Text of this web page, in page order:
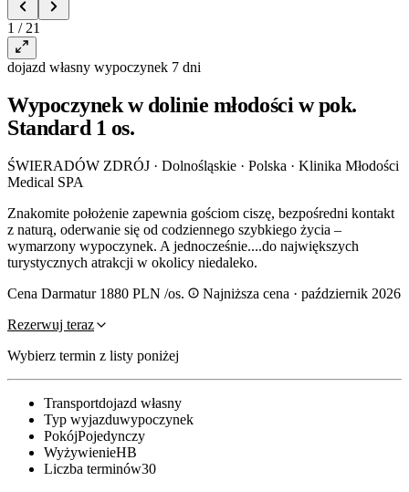
1 / 21
dojazd własny wypoczynek 7 dni
Wypoczynek w dolinie młodości w pok.
Standard 1 os.
ŚWIERADÓW ZDRÓJ · Dolnośląskie · Polska · Klinika Młodości
Medical SPA
Znakomite położenie zapewnia gościom ciszę, bezpośredni kontakt
z naturą, oderwanie się od codziennego szybkiego życia –
wymarzony wypoczynek. A jednocześnie....do największych
turystycznych atrakcji w okolicy niedaleko.
Cena Darmatur 1880 PLN /os.
Najniższa cena · październik 2026
Rezerwuj teraz
Wybierz termin z listy poniżej
Transportdojazd własny
Typ wyjazduwypoczynek
PokójPojedynczy
WyżywienieHB
Liczba terminów30